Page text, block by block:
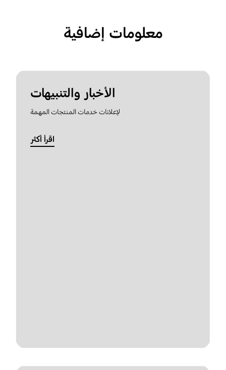
معلومات إضافية
الأخبار والتنبيهات
لإعلانات خدمات المنتجات المهمة
اقرأ أكثر